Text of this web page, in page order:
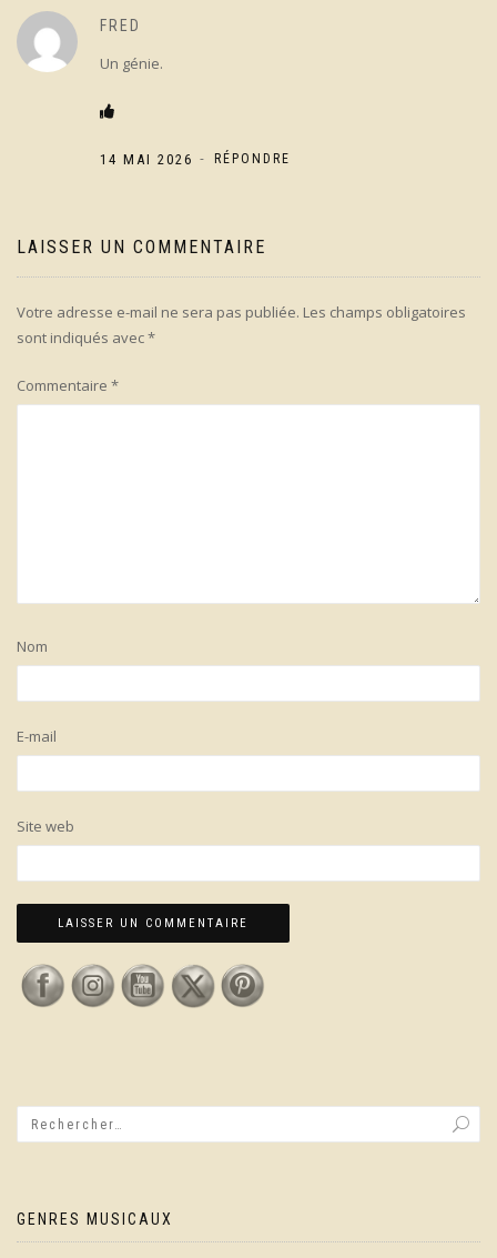
FRED
Un génie.
14 MAI 2026 - RÉPONDRE
LAISSER UN COMMENTAIRE
Votre adresse e-mail ne sera pas publiée. Les champs obligatoires
sont indiqués avec*
Commentaire *
Nom
E-mail
Site web
GENRES MUSICAUX